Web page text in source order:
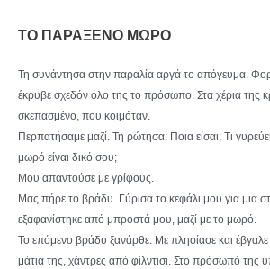
ΤΟ ΠΑΡΑΞΕΝΟ ΜΩΡΟ
Τη συνάντησα στην παραλία αργά το απόγευμα.
έκρυβε σχεδόν όλο της το πρόσωπο. Στα χέρια της
σκεπασμένο, που κοιμόταν.
Περπατήσαμε μαζί. Τη ρώτησα: Ποια είσαι; Τι
μωρό είναι δικό σου;
Μου απαντούσε με γρίφους.
Μας πήρε το βράδυ. Γύρισα το κεφάλι μου για μια
εξαφανίστηκε από μπροστά μου, μαζί με το μωρό.
Το επόμενο βράδυ ξανάρθε. Με πλησίασε και
μάτια της, χάντρες από φίλντισι. Στο πρόσωπό της